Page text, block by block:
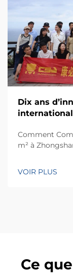
Dix ans
Comment
m² à
dès
VOIR PLUS
Ce